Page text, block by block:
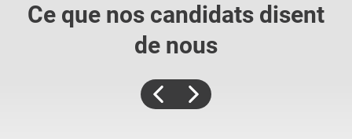
Ce que nos candidats disent
de nous